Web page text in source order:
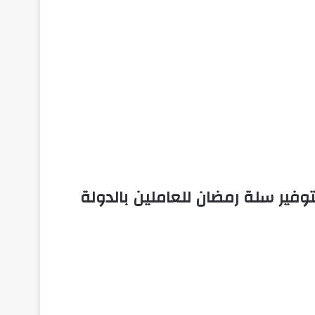
سلة رمضان للعاملين بالدولة